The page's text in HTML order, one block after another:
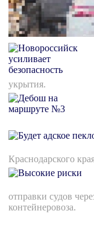
укрытия.
Краснодарского
отправки судов
контейнеровоза.